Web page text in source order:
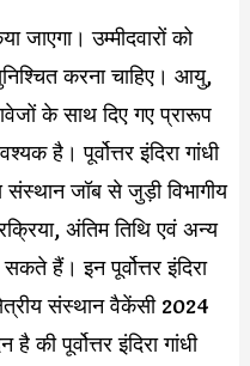
उम्मीदवारों को
करना चाहिए। आयु,
के साथ दिए गए प्रारूप
है। पूर्वोत्तर इंदिरा गांधी
संस्थान जॉब से जुड़ी विभागीय
अंतिम तिथि एवं अन्य
हैं। इन पूर्वोत्तर इंदिरा
संस्थान वैकेंसी 2024
की पूर्वोत्तर इंदिरा गांधी